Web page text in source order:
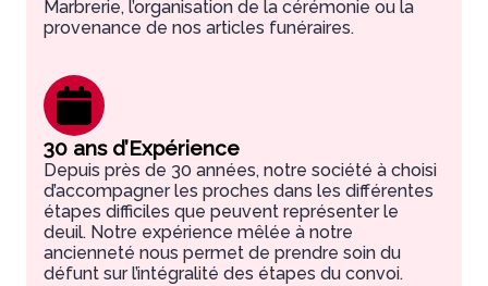
Marbrerie, l’organisation de la cérémonie ou la
provenance de nos articles funéraires.
30 ans d’Expérience
Depuis près de 30 années, notre société à choisi
d’accompagner les proches dans les différentes
étapes difficiles que peuvent représenter le
deuil. Notre expérience mêlée à notre
ancienneté nous permet de prendre soin du
défunt sur l’intégralité des étapes du convoi.